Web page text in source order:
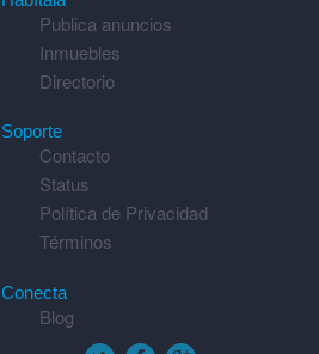
Publica anuncios
Inmuebles
Directorio
Soporte
Contacto
Status
Política de Privacidad
Términos
Conecta
Blog